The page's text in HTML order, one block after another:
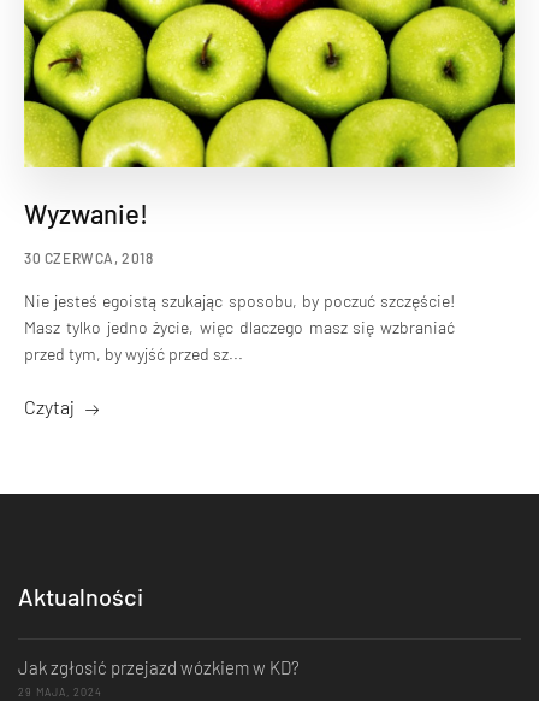
Wyzwanie!
30 CZERWCA, 2018
Nie jesteś egoistą szukając sposobu, by poczuć szczęście!
Masz tylko jedno życie, więc dlaczego masz się wzbraniać
przed tym, by wyjść przed sz...
Czytaj
Aktualności
Jak zgłosić przejazd wózkiem w KD?
29 MAJA, 2024